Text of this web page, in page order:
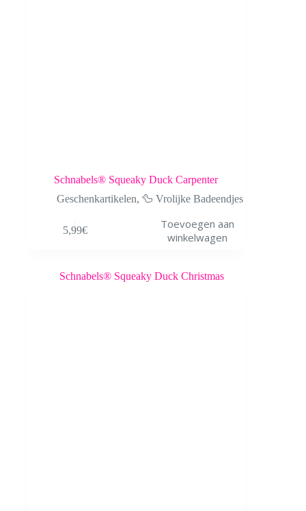
Schnabels® Squeaky Duck Carpenter
Geschenkartikelen, 🦆 Vrolijke Badeendjes
5,99€
Toevoegen aan
winkelwagen